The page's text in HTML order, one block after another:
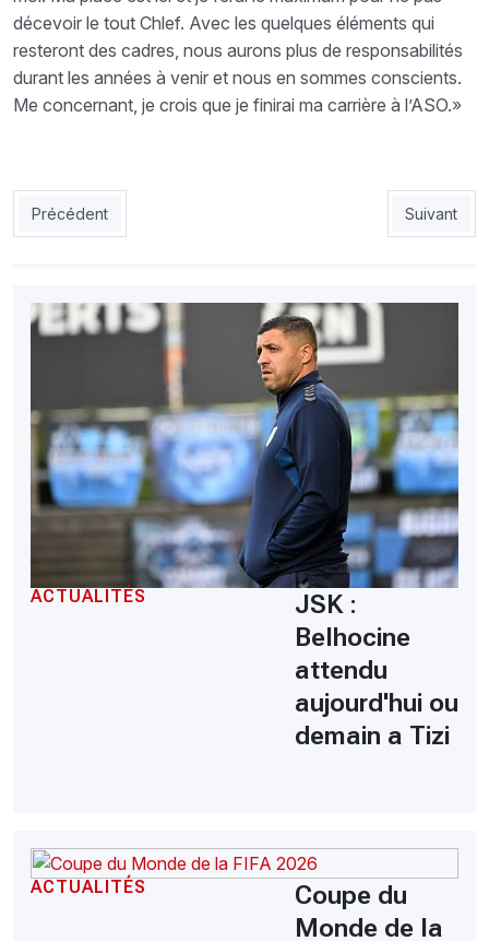
décevoir le tout Chlef. Avec les quelques éléments qui
resteront des cadres, nous aurons plus de responsabilités
durant les années à venir et nous en sommes conscients.
Me concernant, je crois que je finirai ma carrière à l’ASO.»
Article précédent : MCA : Kaoua a démissionné
Précédent Article
Suivant
ACTUALITÉS
JSK :
Belhocine
attendu
aujourd'hui ou
demain a Tizi
ACTUALITÉS
Coupe du
Monde de la